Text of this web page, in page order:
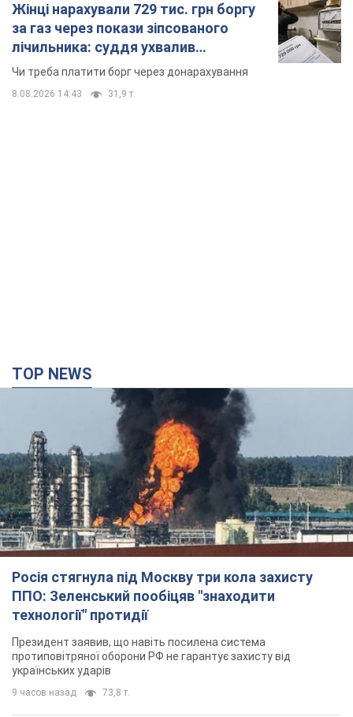
Жінці нарахували 729 тис. грн боргу
за газ через покази зіпсованого
лічильника: суддя ухвалив
неочікуване рішення
Чи треба платити борг через донарахування
8.08.2026 14:43 31,9 т.
TOP NEWS
Росія стягнула під Москву три кола захисту
ППО: Зеленський пообіцяв "знаходити
технології" протидії
Президент заявив, що навіть посилена система
протиповітряної оборони РФ не гарантує захисту від
українських ударів
9 часов назад 73,8 т.